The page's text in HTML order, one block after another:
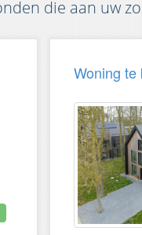
die aan uw
Woning te